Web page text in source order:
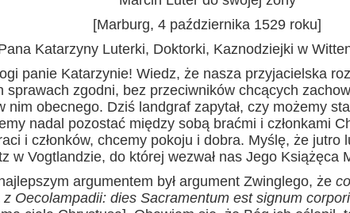
[Marburg, 4 października 1529 roku]
Katarzyny Luterki, Doktorki, Kaznodziejki w
panie Katarzynie! Wiedz, że nasza przyjacielska
sprawach zgodni, bez przeciwników chcących
nim obecnego. Dziś landgraf zapytał, czy możemy
nadal pozostać między sobą braćmi i członkami
i członków, chcemy pokoju i dobra. Myślę, że
w Vogtlandzie, do której wezwał nas Jego Książęca
argumentem był argument Zwinglego, że
Oecolampadii: dies Sacramentum est signum